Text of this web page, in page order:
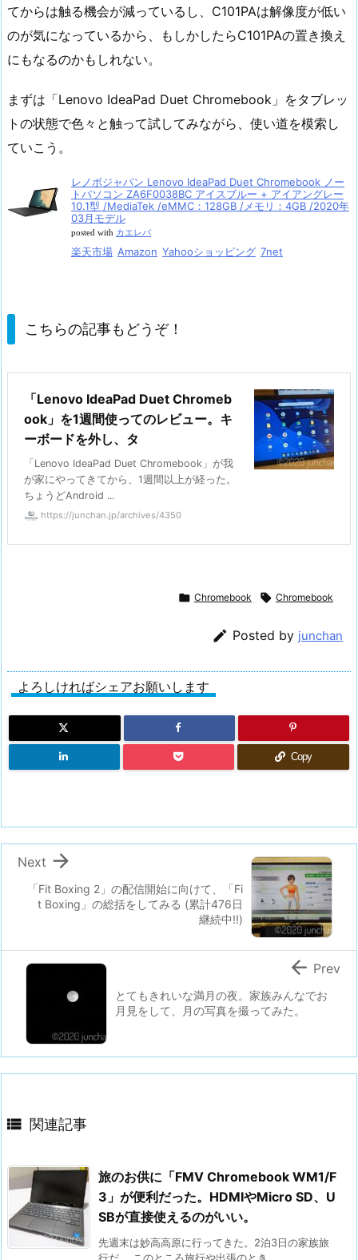
てからは触る機会が減っているし、C101PAは解像度が低い
のが気になっているから、もしかしたらC101PAの置き換え
にもなるのかもしれない。
まずは「Lenovo IdeaPad Duet Chromebook」をタブレッ
トの状態で色々と触って試してみながら、使い道を模索し
ていこう。
レノボジャパン Lenovo IdeaPad Duet Chromebook ノー
トパソコン ZA6F0038BC アイスブルー + アイアングレー
10.1型 /MediaTek /eMMC：128GB /メモリ：4GB /2020年
03月モデル
posted with カエレバ
楽天市場 Amazon Yahooショッピング 7net
こちらの記事もどうぞ！
「Lenovo IdeaPad Duet Chromeb
ook」を1週間使ってのレビュー。キ
ーボードを外し、タ
「Lenovo IdeaPad Duet Chromebook」が我
が家にやってきてから、1週間以上が経った。
ちょうどAndroid ...
https://junchan.jp/archives/4350
 Chromebook  Chromebook
 Posted by junchan
よろしければシェアお願いします
Copy
「Fit Boxing 2」の配信開始に向けて、「Fi
t Boxing」の総括をしてみる (累計476日
継続中!!)

Next
とてもきれいな満月の夜。家族みんなでお
月見をして、月の写真を撮ってみた。
 Prev
 関連記事
旅のお供に「FMV Chromebook WM1/F
3」が便利だった。HDMIやMicro SD、U
SBが直接使えるのがいい。
先週末は妙高高原に行ってきた。2泊3日の家族旅
行だ。 このところ旅行や出張のとき ...